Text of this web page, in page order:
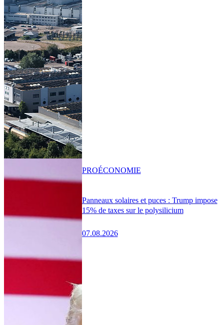
Panneaux solaires et puces : Trump impose
15% de taxes sur le polysilicium
07.08.2026
PROÉCONOMIE